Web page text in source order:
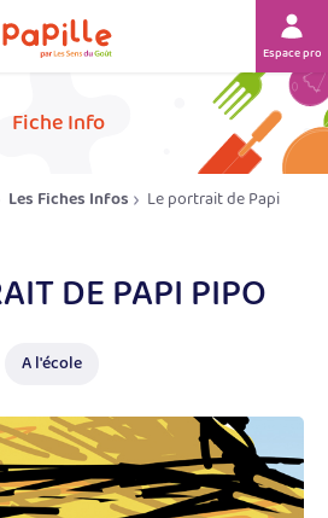
Espace
Fiche Info
Les Fiches Infos
Le portrait de Papi
DE PAPI PIPO
A l'école